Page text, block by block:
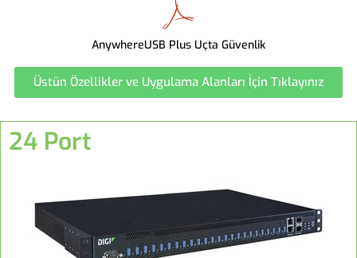
AnywhereUSB Plus Uçta Güvenlik
Üstün Özellikler ve Uygulama Alanları İçin Tıklayınız
24 Port